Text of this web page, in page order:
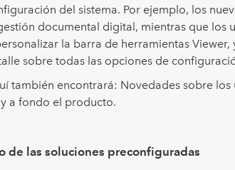
del sistema. Por ejemplo, los
documental digital, mientras que los
la barra de herramientas
sobre todas las opciones de
también encontrará: Novedades sobre
a fondo el producto.
de las soluciones preconfiguradas